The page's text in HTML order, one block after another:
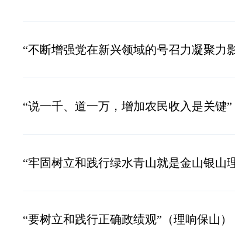
“不断增强党在新兴领域的号召力凝聚力
“说一千、道一万，增加农民收入是关键”
“牢固树立和践行绿水青山就是金山银山
“要树立和践行正确政绩观”（理响保山）